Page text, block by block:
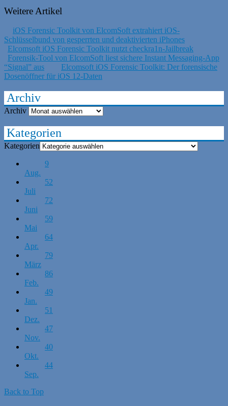
Weitere Artikel
iOS Forensic Toolkit von ElcomSoft extrahiert iOS-
Schlüsselbund von gesperrten und deaktivierten iPhones
Elcomsoft iOS Forensic Toolkit nutzt checkra1n-Jailbreak
Forensik-Tool von ElcomSoft liest sichere Instant Messaging-App
“Signal” aus
Elcomsoft iOS Forensic Toolkit: Der forensische
Dosenöffner für iOS 12-Daten
Archiv
Archiv
Kategorien
Kategorien
9
Aug.
52
Juli
72
Juni
59
Mai
64
Apr.
79
März
86
Feb.
49
Jan.
51
Dez.
47
Nov.
40
Okt.
44
Sep.
Back to Top